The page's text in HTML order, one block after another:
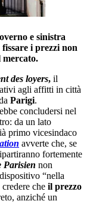
e sinistra
i prezzi non
mercato.
des loyers, il
agli affitti in città
Parigi.
concludersi nel
da un lato
primo vicesindaco
avverte che, se
fortemente
Parisien non
“nella
che il prezzo
anziché un